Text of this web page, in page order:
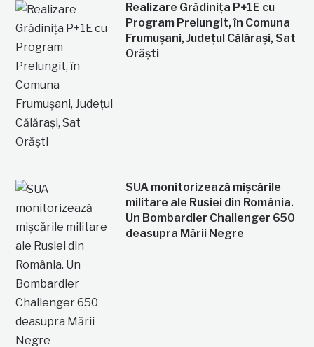
Realizare Grădinița P+1E cu
Program Prelungit, în Comuna
Frumușani, Județul Călărași, Sat
Orăști
SUA monitorizează mișcările
militare ale Rusiei din România.
Un Bombardier Challenger 650
deasupra Mării Negre